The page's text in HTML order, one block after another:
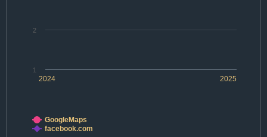
2024 2025
1
2
GoogleMaps
facebook.com